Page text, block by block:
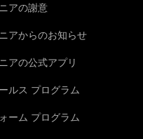
アの謝意
アからのお知らせ
アの公式アプリ
ルス プログラム
ーム プログラム